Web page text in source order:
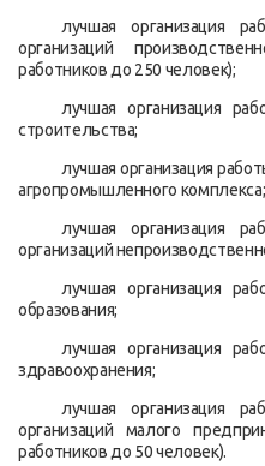
лучшая организация
организаций
работников до 250 человек);
лучшая организация
строительства;
лучшая организация
агропромышленного комплекса;
лучшая организация
организаций
лучшая организация
образования;
лучшая организация
здравоохранения;
лучшая организация
организаций малого
работников до 50 человек).